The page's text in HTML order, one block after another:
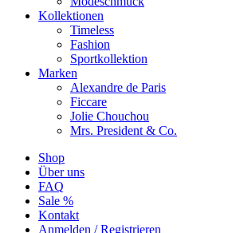
Kollektionen
Timeless
Fashion
Sportkollektion
Marken
Alexandre de Paris
Ficcare
Jolie Chouchou
Mrs. President & Co.
Shop
Über uns
FAQ
Sale %
Kontakt
Anmelden / Registrieren